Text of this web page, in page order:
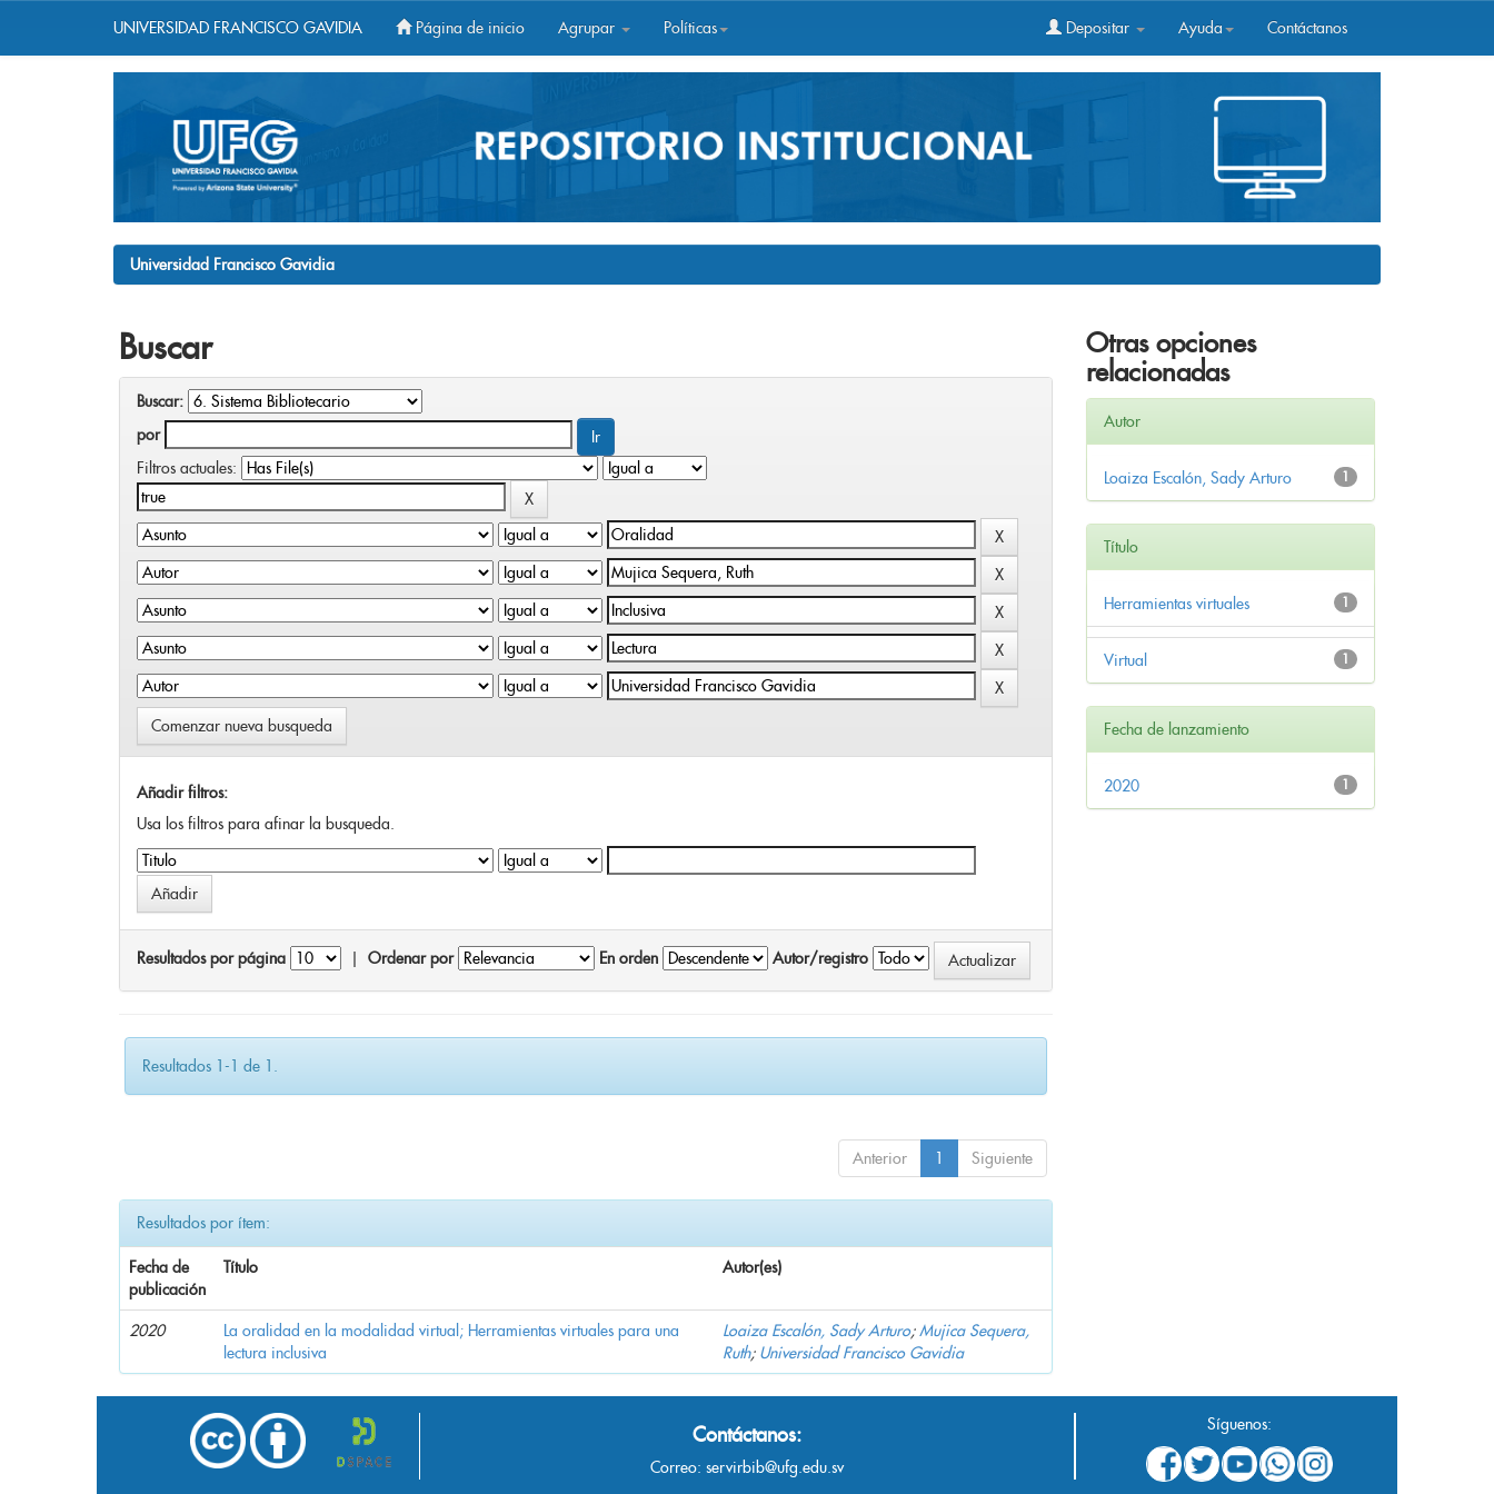
UNIVERSIDAD FRANCISCO GAVIDIA Página de inicio Agrupar Políticas Depositar Ayuda Contáctanos
Universidad Francisco Gavidia
Buscar
Buscar:
por
Filtros actuales:
Comenzar nueva busqueda
Añadir filtros:
Usa los filtros para afinar la busqueda.
Resultados por página Ordenar por En orden Autor/registro
Resultados 1-1 de 1.
Anterior 1 Siguiente
Resultados por ítem:
Fecha de
publicación
Título Autor(es)
2020
La oralidad en la modalidad virtual; Herramientas virtuales para una
lectura inclusiva
Loaiza Escalón, Sady Arturo;Mujica Sequera,
Ruth; Universidad Francisco Gavidia
Otras opciones
relacionadas
Autor
1
Loaiza Escalón, Sady Arturo
Título
1
Herramientas virtuales
1
Virtual
Fecha de lanzamiento
1
2020
Contáctanos:
Correo: servirbib@ufg.edu.sv
Síguenos: